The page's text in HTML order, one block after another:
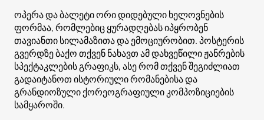
ოპერა და ბალეტი ორი დიდებული ხელოვნების
ფორმაა, რომლებიც ყურადღებას იპყრობენ
თავიანთი სილამაზითა და ემოციურობით. პოსტერის
გვერდზე ბაქო თქვენ ნახავთ ამ დახვეწილი ჟანრების
სპექტაკლების გრაფიკს, ასე რომ თქვენ შეგიძლიათ
გადაიტანოთ ისტორიული რომანებისა და
გრანდიოზული ქორეოგრაფიული კომპოზიციების
სამყაროში.